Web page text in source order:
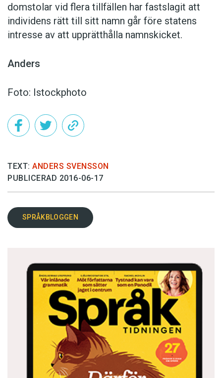
domstolar vid flera tillfällen har fastslagit att
individens rätt till sitt namn går före statens
intresse av att upprätthålla namnskicket.
Anders
Foto: Istockphoto
TEXT: ANDERS SVENSSON
PUBLICERAD 2016-06-17
SPRÅKBLOGGEN